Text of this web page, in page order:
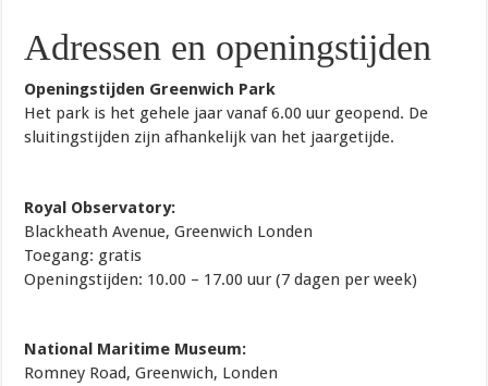
Adressen en openingstijden
Openingstijden Greenwich Park
Het park is het gehele jaar vanaf 6.00 uur geopend. De
sluitingstijden zijn afhankelijk van het jaargetijde.
Royal Observatory:
Blackheath Avenue, Greenwich Londen
Toegang: gratis
Openingstijden: 10.00 – 17.00 uur (7 dagen per week)
National Maritime Museum:
Romney Road, Greenwich, Londen